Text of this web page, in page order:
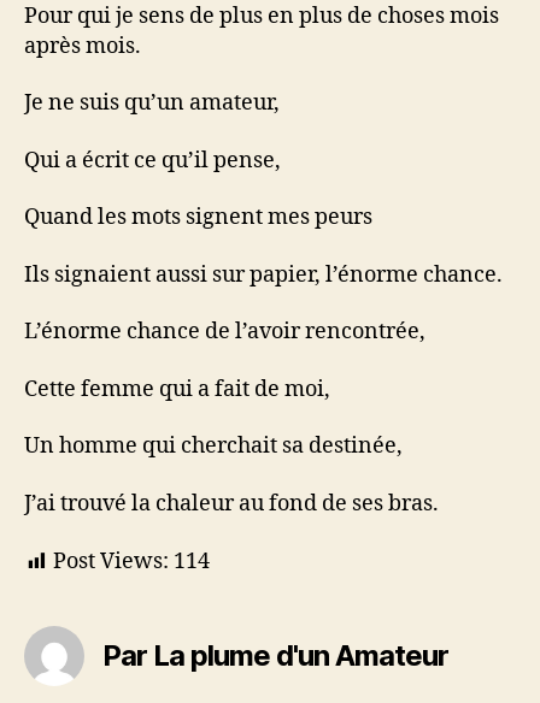
Pour qui je sens de plus en plus de choses mois
après mois.
Je ne suis qu’un amateur,
Qui a écrit ce qu’il pense,
Quand les mots signent mes peurs
Ils signaient aussi sur papier, l’énorme chance.
L’énorme chance de l’avoir rencontrée,
Cette femme qui a fait de moi,
Un homme qui cherchait sa destinée,
J’ai trouvé la chaleur au fond de ses bras.
Post Views: 114
Par La plume d'un Amateur